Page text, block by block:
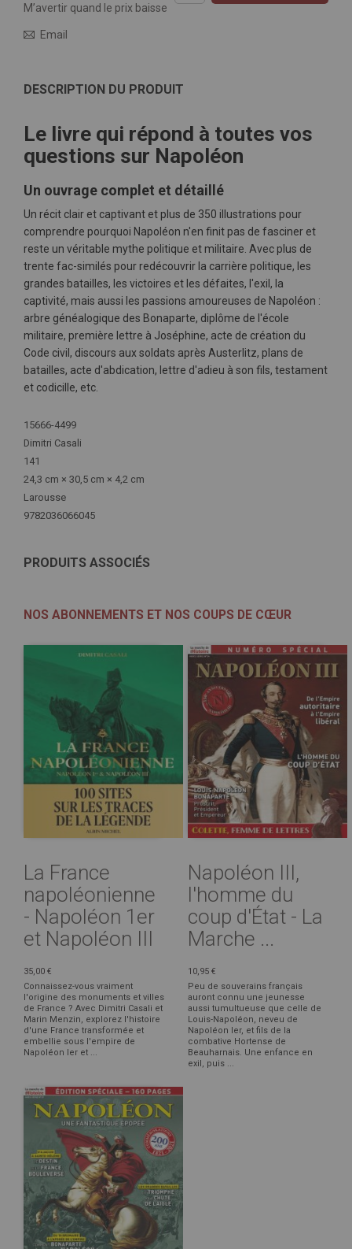
M’avertir quand le prix baisse
Email
DESCRIPTION DU PRODUIT
Le livre qui répond à toutes vos
questions sur Napoléon
Un ouvrage complet et détaillé
Un récit clair et captivant et plus de 350 illustrations pour
comprendre pourquoi Napoléon n'en finit pas de fasciner et
reste un véritable mythe politique et militaire. Avec plus de
trente fac-similés pour redécouvrir la carrière politique, les
grandes batailles, les victoires et les défaites, l'exil, la
captivité, mais aussi les passions amoureuses de Napoléon :
arbre généalogique des Bonaparte, diplôme de l'école
militaire, première lettre à Joséphine, acte de création du
Code civil, discours aux soldats après Austerlitz, plans de
batailles, acte d'abdication, lettre d'adieu à son fils, testament
et codicille, etc.
Plus
d'infos
15666-4499
Dimitri Casali
141
24,3 cm × 30,5 cm × 4,2 cm
Larousse
9782036066045
PRODUITS ASSOCIÉS
NOS ABONNEMENTS ET NOS COUPS DE CŒUR
La France
napoléonienne
- Napoléon 1er
et Napoléon III
35,00 €
Connaissez-vous vraiment
l'origine des monuments et villes
de France ? Avec Dimitri Casali et
Marin Menzin, explorez l'histoire
d'une France transformée et
embellie sous l'empire de
Napoléon Ier et ...
Napoléon III,
l'homme du
coup d'État - La
Marche ...
10,95 €
Peu de souverains français
auront connu une jeunesse
aussi tumultueuse que celle de
Louis-Napoléon, neveu de
Napoléon Ier, et fils de la
combative Hortense de
Beauharnais. Une enfance en
exil, puis ...